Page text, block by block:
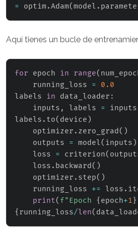
= optim .Adam(model .
Aquí tienes un bucle de
for epoch in range(
    running_loss
= 0.0
labels in data_loader :
    inputs
, labels = inputs
labels . to( device )
    optimizer
. zero_grad ( )
    outputs
= model( inputs )
    loss
= criterion(
    loss
. backward ( )
    optimizer
. step( )
    running_loss
+= loss .
print( f"Epoch { epoch+1 }
{ running_loss/len(